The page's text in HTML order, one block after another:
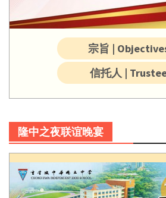
宗旨 |
信托人 |
隆中之夜联谊晚宴